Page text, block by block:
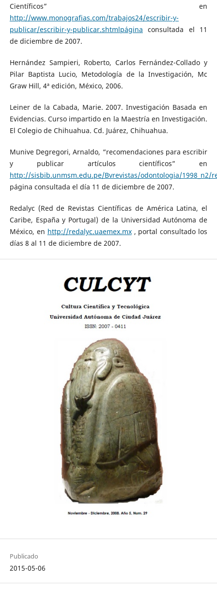
Científicos” en
http://www.monografias.com/trabajos24/escribir-y-
publicar/escribir-y-publicar.shtmlpágina consultada el 11
de diciembre de 2007.
Hernández Sampieri, Roberto, Carlos Fernández-Collado y
Pilar Baptista Lucio, Metodología de la Investigación, Mc
Graw Hill, 4ª edición, México, 2006.
Leiner de la Cabada, Marie. 2007. Investigación Basada en
Evidencias. Curso impartido en la Maestría en Investigación.
El Colegio de Chihuahua. Cd. Juárez, Chihuahua.
Munive Degregori, Arnaldo, “recomendaciones para escribir
y publicar artículos científicos” en
http://sisbib.unmsm.edu.pe/Bvrevistas/odontologia/1998_n2/
página consultada el día 11 de diciembre de 2007.
Redalyc (Red de Revistas Científicas de América Latina, el
Caribe, España y Portugal) de la Universidad Autónoma de
México, en http://redalyc.uaemex.mx, portal consultado los
días 8 al 11 de diciembre de 2007.
Publicado
2015-05-06